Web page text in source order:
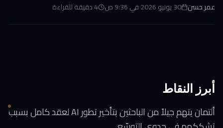
عمر حسن 30 يونيو 2026 في 9:36 ص 4دقيقة للقراءة
أبرز النقاط
ألتمان يتهم جيلاً من الباحثين بتأخير تطور AI لعقد كامل بسبب